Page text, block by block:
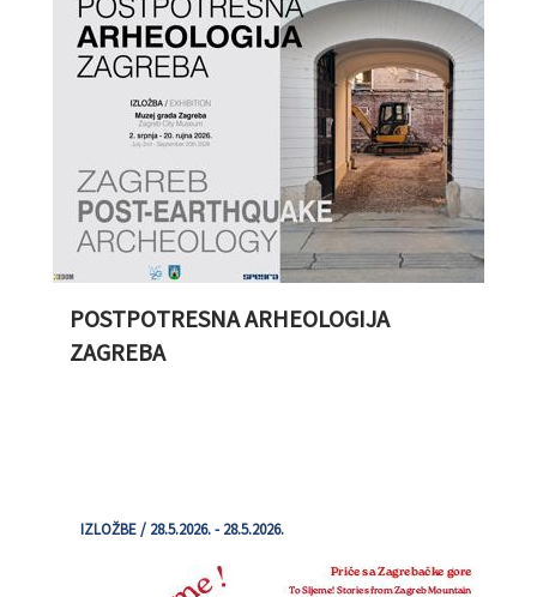
POSTPOTRESNA ARHEOLOGIJA
ZAGREBA
IZLOŽBE / 28.5.2026. - 28.5.2026.